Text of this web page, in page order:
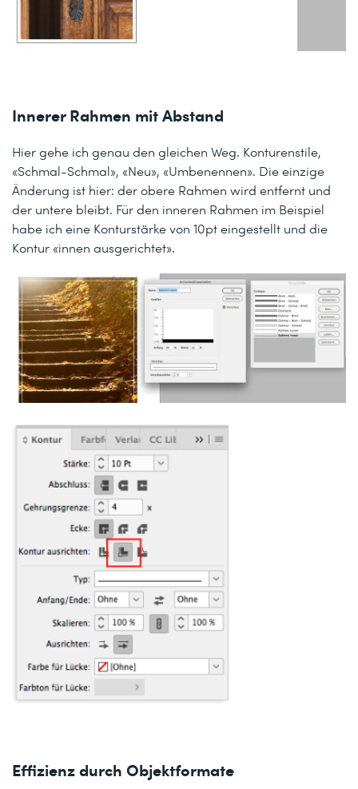
Innerer Rahmen mit Abstand
Hier gehe ich genau den gleichen Weg. Konturenstile,
«Schmal-Schmal», «Neu», «Umbenennen». Die einzige
Änderung ist hier: der obere Rahmen wird entfernt und
der untere bleibt. Für den inneren Rahmen im Beispiel
habe ich eine Konturstärke von 10pt eingestellt und die
Kontur «innen ausgerichtet».
Effizienz durch Objektformate